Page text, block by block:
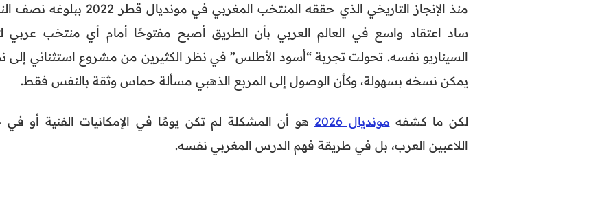
منذ الإنجاز التاريخي الذي حققه المنتخب المغربي في مونديال قطر
ساد اعتقاد واسع في العالم العربي بأن الطريق أصبح مفتوحًا أمام أي منتخب عربي
السيناريو نفسه. تحولت تجربة “أسود الأطلس” في نظر الكثيرين من مشروع استثنائي إلى
يمكن نسخه بسهولة، وكأن الوصول إلى المربع الذهبي مسألة حماس وثقة بالنفس فقط.
لكن ما كشفه مونديال 2026
هو أن المشكلة لم تكن يومًا في الإمكانيات الفنية أو في
اللاعبين العرب، بل في طريقة فهم الدرس المغربي نفسه.